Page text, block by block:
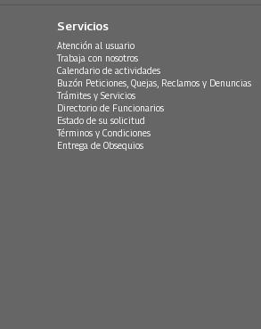
Servicios
Atención al usuario
Trabaja con nosotros
Calendario de actividades
Buzón Peticiones, Quejas, Reclamos y Denuncias
Trámites y Servicios
Directorio de Funcionarios
Estado de su solicitud
Términos y Condiciones
Entrega de Obsequios